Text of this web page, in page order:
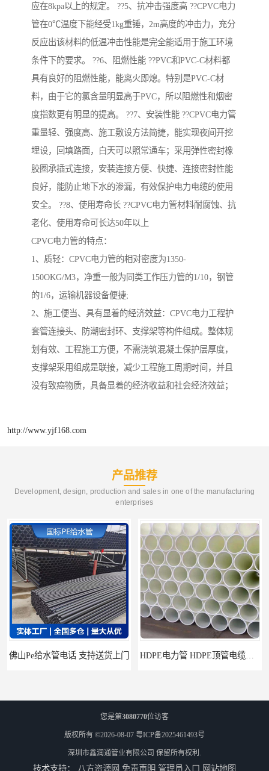
应在8kpa以上的规定。 ??5、抗冲击强度高 ??CPVC电力
管在0℃温度下能经受1kg重锤，2m高度的冲击力，充分
反应出该材料的低温冲击性能是完全能适用于施工环境
条件下的要求。 ??6、阻燃性能 ??PVC和PVC-C材料都
具有良好的阻燃性能，能离火即熄。特别是PVC-C材
料，由于它的氯含量明显高于PVC，所以阻燃性和烟密
度指数更有明显的提高。 ??7、安装性能 ??CPVC电力管
重量轻、强度高、施工敷设方法简捷，能实现夜间开挖
埋设，回填路面，白天可以照常通车；采用弹性密封橡
胶圈承插式连接，安装连接方便、快捷、连接密封性能
良好，能防止地下水的渗漏，有效保护电力电缆的使用
安全。 ??8、使用寿命长 ??CPVC电力管材料耐腐蚀、抗
老化、使用寿命可长达50年以上
CPVC电力管的特点：
1、质轻：CPVC电力管的相对密度为1350-
150OKG/M3，净重一般为同类工作压力管的1/10，钢管
的1/6，运输机器设备便捷;
2、施工便当、具有显着的经济效益：CPVC电力工程护
套管连接头、防潮密封环、支撑架等构件组成。整体规
划有效、工程施工方便，不需浇筑混凝土保护层厚度，
支撑架采用组成是联接，减少工程施工周期时间，并且
没有致癌物质，具备显着的经济收益和社会经济效益；
http://www.yjf168.com
产品推荐
Development, design, production and sales in one of the manufacturing
enterprises
Pe给水管电话 支持送货上门 HDPE电力管 HDPE顶管电缆管保护套管
您是第3080770位访客
版权所有 ©2026-08-07 粤ICP备2025461493号
深圳市鑫润通管业有限公司 保留所有权利.
技术支持： 八方资源网 免责声明 管理员入口 网站地图